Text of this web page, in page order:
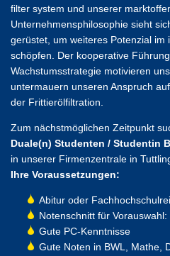
filter system und unserer
Unternehmensphilosophie sieht
gerüstet, um weiteres Potenzial im
schöpfen. Der kooperative
Wachstumsstrategie motivieren
untermauern unseren Anspruch
der Frittierölfiltration.
Zum nächstmöglichen Zeitpunkt
Duale(n) Studenten / Studentin
in unserer Firmenzentrale in
Ihre Voraussetzungen:
Abitur oder
Notenschnitt für Vorauswahl:
Gute PC-Kenntnisse
Gute Noten in BWL, Mathe,